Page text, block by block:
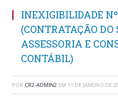
INEXIGIBILIDADE
(CONTRATAÇÃO DO
ASSESSORIA E
CONTÁBIL)
POR CR2-ADMIN2 EM 11 DE JANEIRO DE